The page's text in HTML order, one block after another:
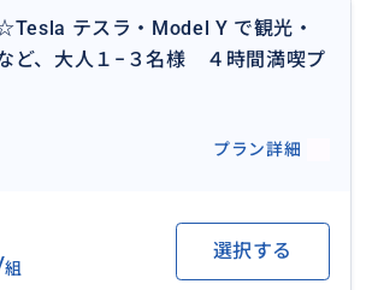
を満喫！
テスラ・Model Y で観光・
ど、大人１−３名様 ４時間満喫プ
プラン詳細
組
選択する